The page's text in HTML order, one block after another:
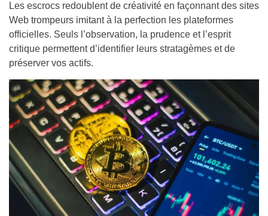
Les escrocs redoublent de créativité en façonnant des sites
Web trompeurs imitant à la perfection les plateformes
officielles. Seuls l’observation, la prudence et l’esprit
critique permettent d’identifier leurs stratagèmes et de
préserver vos actifs.